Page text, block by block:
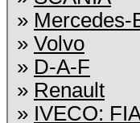
» Mercedes-
» Volvo
» D-A-F
» Renault
» IVECO: